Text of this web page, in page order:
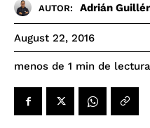
AUTOR: Adrián
August 22, 2016
menos de 1 min de lectura